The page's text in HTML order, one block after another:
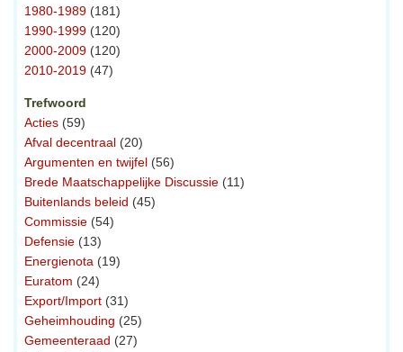
1980-1989 (181)
1990-1999 (120)
2000-2009 (120)
2010-2019 (47)
Trefwoord
Acties (59)
Afval decentraal (20)
Argumenten en twijfel (56)
Brede Maatschappelijke Discussie (11)
Buitenlands beleid (45)
Commissie (54)
Defensie (13)
Energienota (19)
Euratom (24)
Export/Import (31)
Geheimhouding (25)
Gemeenteraad (27)